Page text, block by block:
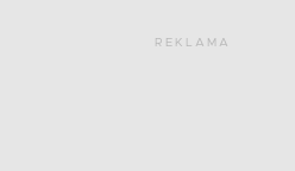
REKLAMA